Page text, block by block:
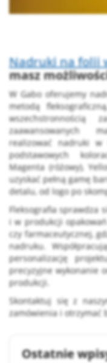
Nadruki na folii
masz
W Gabo oferujemy
metodą
wszechstronnością
zaawansowanych
realizować nadruki w
podstawowych
Magenta (różowy),
uzyskać pełną gamę
detalu, od logo po
Fleksografia sprawdza
i w produkcji
czy farmaceutycznej,
nadruku.
personalizację
precyzyjne wykonanie
produkcji.
Skontaktuj się z
zamówienia i otrzymać
Ostatnie